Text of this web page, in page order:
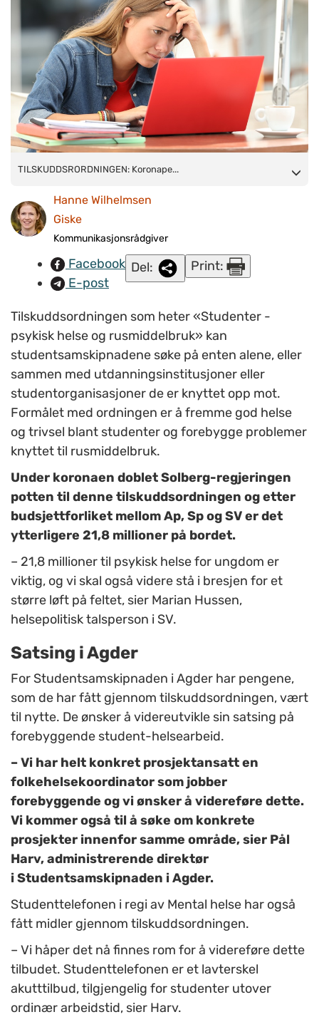
TILSKUDDSRORDNINGEN:Koronaperioden har vært tøff for
fremme god helse og trivsel blant studenter og forebygge
problemer knyttet til rusmiddelbruk.
TILSKUDDSRORDNINGEN: Koronape...
Hanne Wilhelmsen
Giske
Kommunikasjonsrådgiver
Facebook
E-post
Del: Print:
Tilskuddsordningen som heter«Studenter -
psykisk helse og rusmiddelbruk» kan
studentsamskipnadene søke på enten alene, eller
sammen med utdanningsinstitusjoner eller
studentorganisasjoner de er knyttet opp mot.
Formålet med ordningen er å fremme god helse
og trivsel blant studenter og forebygge problemer
knyttet til rusmiddelbruk.
Under koronaen doblet Solberg-regjeringen
potten til denne tilskuddsordningen og etter
budsjettforliket mellom Ap, Sp og SV er det
ytterligere 21,8 millioner på bordet.
– 21,8 millioner til psykisk helse for ungdom er
viktig, og vi skal også videre stå i bresjen for et
større løft på feltet, sier Marian Hussen,
helsepolitisk talsperson i SV.
Satsing i Agder
For Studentsamskipnaden i Agder har pengene,
som de har fått gjennom tilskuddsordningen, vært
til nytte. De ønsker å videreutvikle sin satsing på
forebyggende student-helsearbeid.
– Vi har helt konkret prosjektansatt en
folkehelsekoordinator som jobber
forebyggende og vi ønsker å videreføre dette.
Vi kommer også til å søke om konkrete
prosjekter innenfor samme område, sier Pål
Harv, administrerende direktør
i Studentsamskipnaden i Agder.
Studenttelefonen i regi av Mental helse har også
fått midler gjennom tilskuddsordningen.
– Vi håper det nå finnes rom for å videreføre dette
tilbudet. Studenttelefonen er et lavterskel
akutttilbud, tilgjengelig for studenter utover
ordinær arbeidstid, sier Harv.